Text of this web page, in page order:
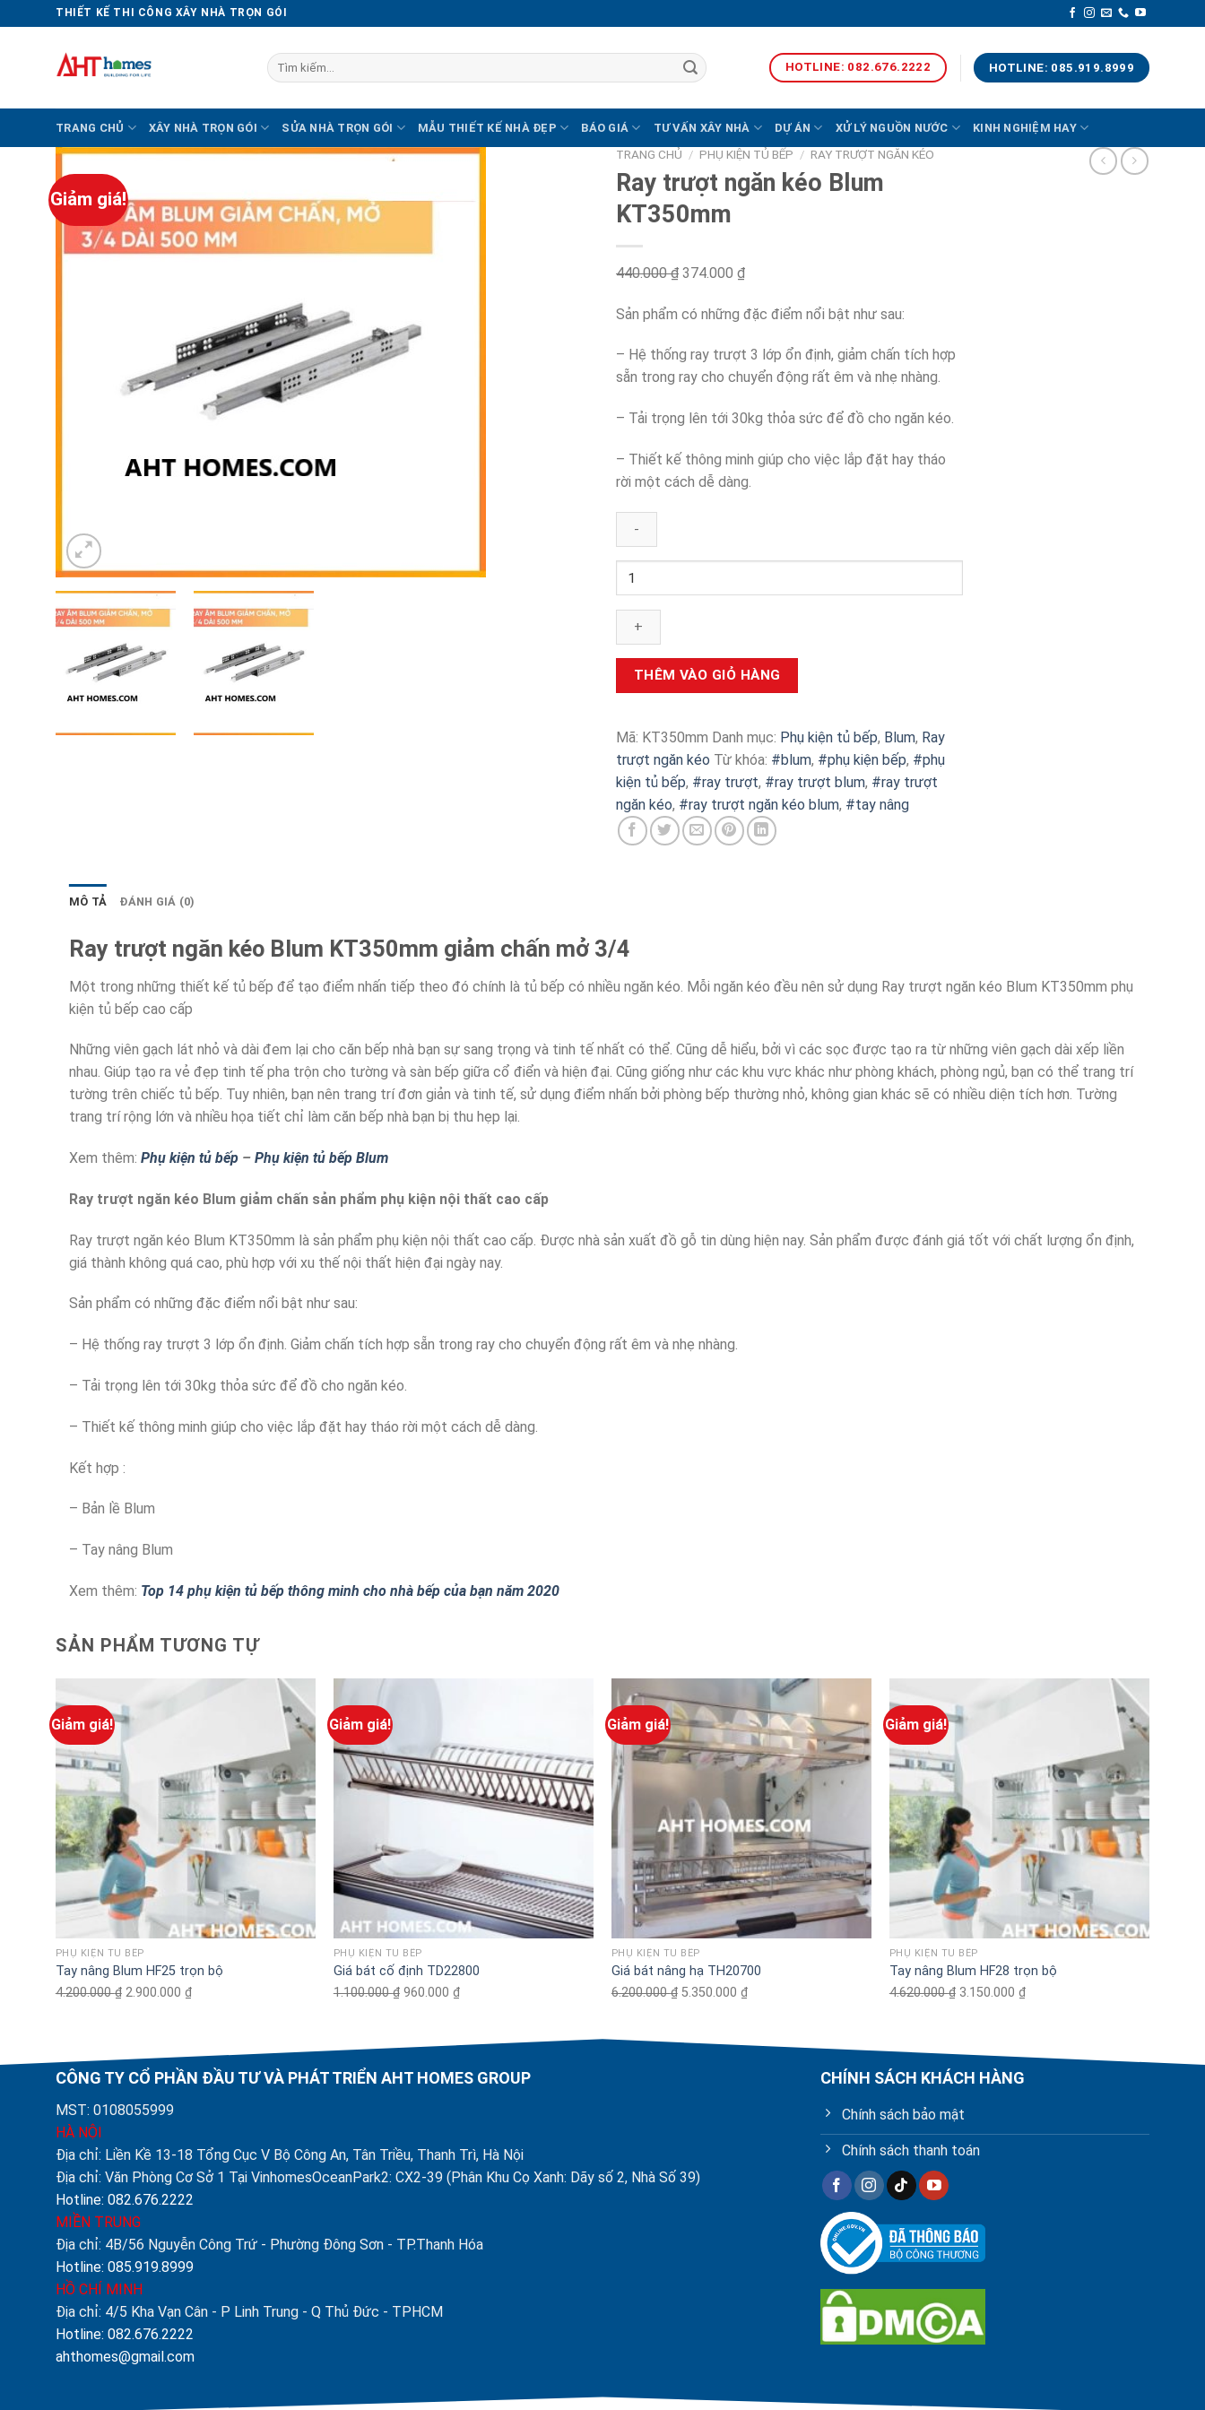
THIẾT KẾ THI CÔNG XÂY NHÀ TRỌN GÓI
Tìm
kiếm:
HOTLINE: 082.676.2222 HOTLINE: 085.919.8999
TRANG CHỦ XÂY NHÀ TRỌN GÓI SỬA NHÀ TRỌN GÓI MẪU THIẾT KẾ NHÀ ĐẸP BÁO GIÁ TƯ VẤN XÂY NHÀ DỰ ÁN XỬ LÝ NGUỒN NƯỚC KINH NGHIỆM HAY
Giảm giá!
TRANG CHỦ / PHỤ KIỆN TỦ BẾP / RAY TRƯỢT NGĂN KÉO
Ray trượt ngăn kéo Blum
KT350mm
440.000₫ Original
was:
374.000 ₫
is:
Sản phẩm có những đặc điểm nổi bật như sau:
– Hệ thống ray trượt 3 lớp ổn định, giảm chấn tích hợp
sẵn trong ray cho chuyển động rất êm và nhẹ nhàng.
– Tải trọng lên tới 30kg thỏa sức để đồ cho ngăn kéo.
– Thiết kế thông minh giúp cho việc lắp đặt hay tháo
rời một cách dễ dàng.
Ray
trượt
ngăn
kéo
KT350mm
số
THÊM VÀO GIỎ HÀNG
Mã: KT350mm Danh mục: Phụ kiện tủ bếp, Blum, Ray
trượt ngăn kéo Từ khóa: #blum, #phụ kiện bếp, #phụ
kiện tủ bếp, #ray trượt, #ray trượt blum, #ray trượt
ngăn kéo, #ray trượt ngăn kéo blum, #tay nâng
MÔ TẢ ĐÁNH GIÁ (0)
Ray trượt ngăn kéo Blum KT350mm giảm chấn mở 3/4
Một trong những thiết kế tủ bếp để tạo điểm nhấn tiếp theo đó chính là tủ bếp có nhiều ngăn kéo. Mỗi ngăn kéo đều nên sử dụng Ray trượt ngăn kéo Blum KT350mm phụ
kiện tủ bếp cao cấp
Những viên gạch lát nhỏ và dài đem lại cho căn bếp nhà bạn sự sang trọng và tinh tế nhất có thể. Cũng dễ hiểu, bởi vì các sọc được tạo ra từ những viên gạch dài xếp liền
nhau. Giúp tạo ra vẻ đẹp tinh tế pha trộn cho tường và sàn bếp giữa cổ điển và hiện đại. Cũng giống như các khu vực khác như phòng khách, phòng ngủ, bạn có thể trang trí
tường trên chiếc tủ bếp. Tuy nhiên, bạn nên trang trí đơn giản và tinh tế, sử dụng điểm nhấn bởi phòng bếp thường nhỏ, không gian khác sẽ có nhiều diện tích hơn. Tường
trang trí rộng lớn và nhiều họa tiết chỉ làm căn bếp nhà bạn bị thu hẹp lại.
Xem thêm: Phụ kiện tủ bếp – Phụ kiện tủ bếp Blum
Ray trượt ngăn kéo Blum giảm chấn sản phẩm phụ kiện nội thất cao cấp
Ray trượt ngăn kéo Blum KT350mm là sản phẩm phụ kiện nội thất cao cấp. Được nhà sản xuất đồ gỗ tin dùng hiện nay. Sản phẩm được đánh giá tốt với chất lượng ổn định,
giá thành không quá cao, phù hợp với xu thế nội thất hiện đại ngày nay.
Sản phẩm có những đặc điểm nổi bật như sau:
– Hệ thống ray trượt 3 lớp ổn định. Giảm chấn tích hợp sẵn trong ray cho chuyển động rất êm và nhẹ nhàng.
– Tải trọng lên tới 30kg thỏa sức để đồ cho ngăn kéo.
– Thiết kế thông minh giúp cho việc lắp đặt hay tháo rời một cách dễ dàng.
Kết hợp :
– Bản lề Blum
– Tay nâng Blum
Xem thêm: Top 14 phụ kiện tủ bếp thông minh cho nhà bếp của bạn năm 2020
SẢN PHẨM TƯƠNG TỰ
Giảm giá!
PHỤ KIỆN TỦ BẾP
Tay nâng Blum HF25 trọn bộ
4.200.000₫ Original
4.200.000 ₫.
2.900.000 ₫Current
2.900.000 ₫.
Giảm giá!
PHỤ KIỆN TỦ BẾP
Giá bát cố định TD22800
1.100.000₫ Original
960.000 ₫Current
Giảm giá!
PHỤ KIỆN TỦ BẾP
Giá bát nâng hạ TH20700
6.200.000₫ Original
5.350.000 ₫Current
Giảm giá!
PHỤ KIỆN TỦ BẾP
Tay nâng Blum HF28 trọn bộ
4.620.000₫ Original
4.620.000 ₫.
3.150.000 ₫Current
3.150.000 ₫.
CÔNG TY CỔ PHẦN ĐẦU TƯ VÀ PHÁT TRIỂN AHT HOMES GROUP
MST: 0108055999
HÀ NỘI
Địa chỉ: Liền Kề 13-18 Tổng Cục V Bộ Công An, Tân Triều, Thanh Trì, Hà Nội
Địa chỉ: Văn Phòng Cơ Sở 1 Tại VinhomesOceanPark2: CX2-39 (Phân Khu Cọ Xanh: Dãy số 2, Nhà Số 39)
Hotline: 082.676.2222
MIỀN TRUNG
Địa chỉ: 4B/56 Nguyễn Công Trứ - Phường Đông Sơn - TP.Thanh Hóa
Hotline: 085.919.8999
HỒ CHÍ MINH
Địa chỉ: 4/5 Kha Vạn Cân - P Linh Trung - Q Thủ Đức - TPHCM
Hotline: 082.676.2222
ahthomes@gmail.com
CHÍNH SÁCH KHÁCH HÀNG
Chính sách bảo mật
Chính sách thanh toán